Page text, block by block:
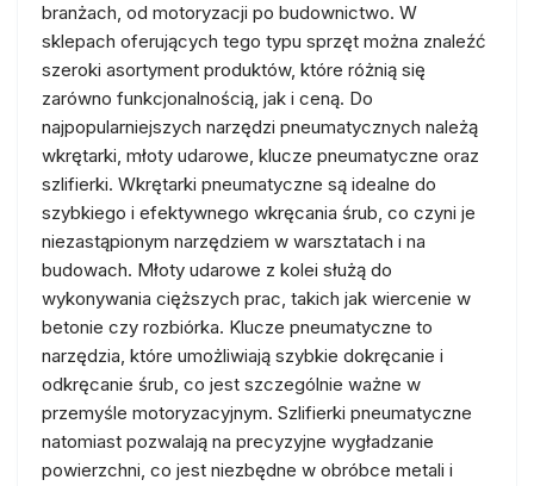
branżach, od motoryzacji po budownictwo. W
sklepach oferujących tego typu sprzęt można znaleźć
szeroki asortyment produktów, które różnią się
zarówno funkcjonalnością, jak i ceną. Do
najpopularniejszych narzędzi pneumatycznych należą
wkrętarki, młoty udarowe, klucze pneumatyczne oraz
szlifierki. Wkrętarki pneumatyczne są idealne do
szybkiego i efektywnego wkręcania śrub, co czyni je
niezastąpionym narzędziem w warsztatach i na
budowach. Młoty udarowe z kolei służą do
wykonywania cięższych prac, takich jak wiercenie w
betonie czy rozbiórka. Klucze pneumatyczne to
narzędzia, które umożliwiają szybkie dokręcanie i
odkręcanie śrub, co jest szczególnie ważne w
przemyśle motoryzacyjnym. Szlifierki pneumatyczne
natomiast pozwalają na precyzyjne wygładzanie
powierzchni, co jest niezbędne w obróbce metali i